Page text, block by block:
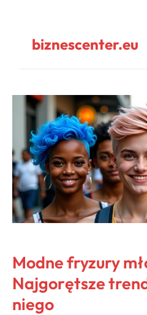
biznescenter.eu
Modne fryzury
Najgorętsze
niego